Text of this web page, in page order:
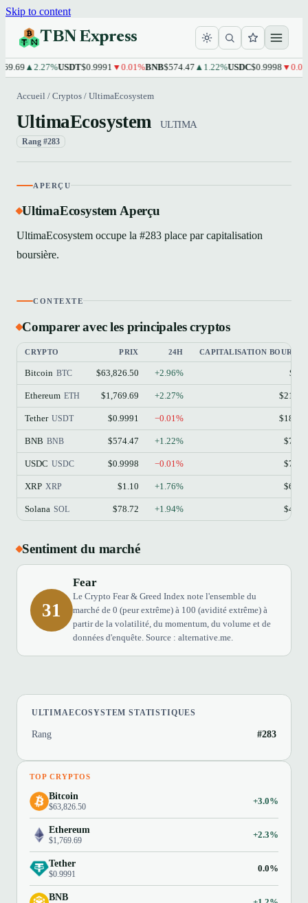
Skip to content
TBN Express
▲2.27%USDT$0.9991▼0.01%BNB$574.47▲1.22%USDC$0.9998▼0.01%
Accueil / Cryptos / UltimaEcosystem
UltimaEcosystem ULTIMA
Rang #283
APERÇU
UltimaEcosystem Aperçu
UltimaEcosystem occupe la #283 place par capitalisation
boursière.
CONTEXTE
Comparer avec les principales cryptos
CRYPTO PRIX 24H CAPITALISATION
Bitcoin BTC $63,826.50 +2.96%
Ethereum ETH $1,769.69 +2.27%
Tether USDT $0.9991 −0.01%
BNB BNB $574.47 +1.22%
USDC USDC $0.9998 −0.01%
XRP XRP $1.10 +1.76%
Solana SOL $78.72 +1.94%
Sentiment du marché
31
Fear
Le Crypto Fear & Greed Index note l'ensemble du
marché de 0 (peur extrême) à 100 (avidité extrême) à
partir de la volatilité, du momentum, du volume et de
données d'enquête. Source : alternative.me.
ULTIMAECOSYSTEM STATISTIQUES
Rang #283
TOP CRYPTOS
Bitcoin
$63,826.50
+3.0%
Ethereum
$1,769.69
+2.3%
Tether
$0.9991
0.0%
BNB